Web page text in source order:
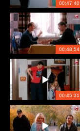
00:47:40
00:48:54
00:45:31